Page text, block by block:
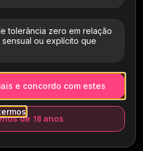
tolerância zero em relação
ou explícito que
e concordo com estes
de 18 anos